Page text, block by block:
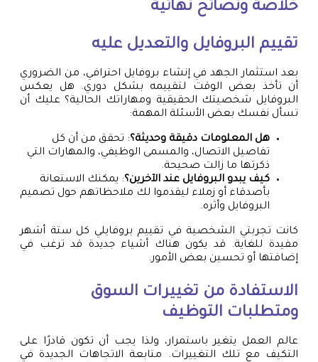
خلاصة ونصائح نهائية
تقييم البروفايل والتعديل عليه
بعد استثمار الجهد في إنشاء بروفايل احترافي، من الضروري
أن تأخذ بعض الوقت لتقييمه بشكل دوري. هل يعكس
البروفايل شخصيتك الحقيقية ومهاراتك الحالية؟ عليك أن
تسأل نفسك بعض الأسئلة المهمة:
هل المعلومات دقيقة وحديثة؟: تحقق من أن كل
تفاصيل الاتصال، والمسمى الوظيفي، والمهارات التي
ذكرتها ما زالت صحيحة.
كيف يبدو البروفايل عند الآخرين؟: يمكنك الاستعانة
بأصدقاء أو زملاء ليقدموا لك ملاحظاتهم حول تصميم
البروفايل وأثره.
كانت تجربتي الشخصية في تقييم بروفايلي كل ستة أشهر
مفيدة للغاية. قد يكون هناك أشياء جديدة قد ترغب في
إضافتها أو تحسين بعض الأمور.
الاستفادة من تغييرات السوق
ومتطلبات التوظيف
عالم العمل يتغير باستمرار، ولذا يجب أن تكون قادرًا على
التكيف مع تلك التغييرات. متابعة الاتجاهات الجديدة في